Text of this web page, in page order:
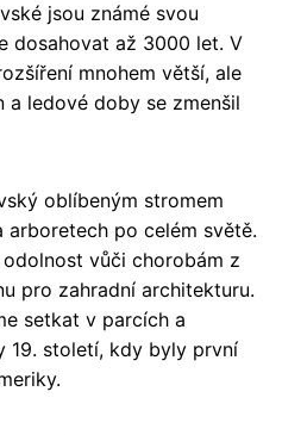
jsou známé svou
dosahovat až 3000 let. V
mnohem větší, ale
ledové doby se zmenšil
oblíbeným stromem
po celém světě.
vůči chorobám z
pro zahradní architekturu.
setkat v parcích a
19. století, kdy byly první